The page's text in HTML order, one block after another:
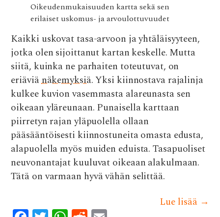
Oikeudenmukaisuuden kartta sekä sen
erilaiset uskomus- ja arvoulottuvuudet
Kaikki uskovat tasa-arvoon ja yhtäläisyyteen,
jotka olen sijoittanut kartan keskelle. Mutta
siitä, kuinka ne parhaiten toteutuvat, on
eriäviänäkemyksiä. Yksi kiinnostava rajalinja
kulkee kuvion vasemmasta alareunasta sen
oikeaan yläreunaan. Punaisella karttaan
piirretyn rajan yläpuolella ollaan
pääsääntöisesti kiinnostuneita omasta edusta,
alapuolella myös muiden eduista. Tasapuoliset
neuvonantajat kuuluvat oikeaan alakulmaan.
Tätä on varmaan hyvä vähän selittää.
Lue lisää →